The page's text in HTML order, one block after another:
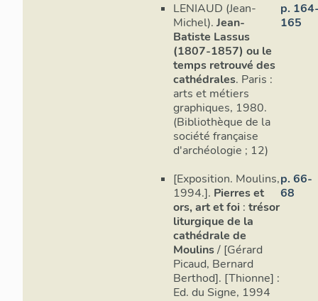
LENIAUD (Jean-
Michel). Jean-
Batiste Lassus
(1807-1857) ou le
temps retrouvé des
cathédrales. Paris :
arts et métiers
graphiques, 1980.
(Bibliothèque de la
société française
d'archéologie ; 12)
p.
165
[Exposition. Moulins,
1994.]. Pierres et
ors, art et foi : trésor
liturgique de la
cathédrale de
Moulins/ [Gérard
Picaud, Bernard
Berthod]. [Thionne] :
Ed. du Signe, 1994
p. 66-
68